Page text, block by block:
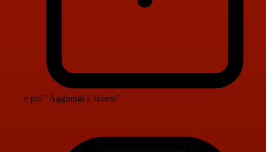
e poi "Aggiungi a Home"